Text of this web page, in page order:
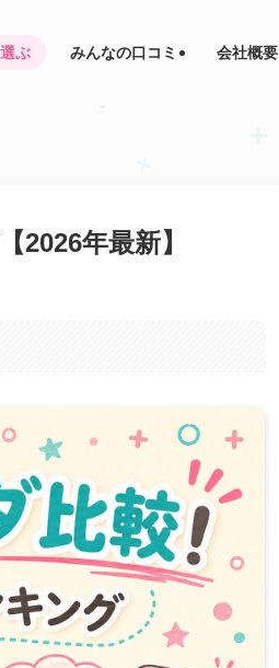
ぶ みんなの口コミ 会社概要
2026年最新】